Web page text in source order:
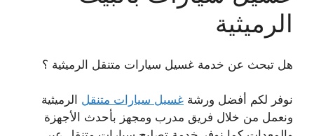
الرميثية
هل تبحث عن خدمة غسيل سيارات متنقل الرميثية ؟
نوفر لكم أفضل ورشة غسيل سيارات متنقل الرميثية
ونعمل من خلال فريق مدرب ومجهز بأحدث الأجهزة